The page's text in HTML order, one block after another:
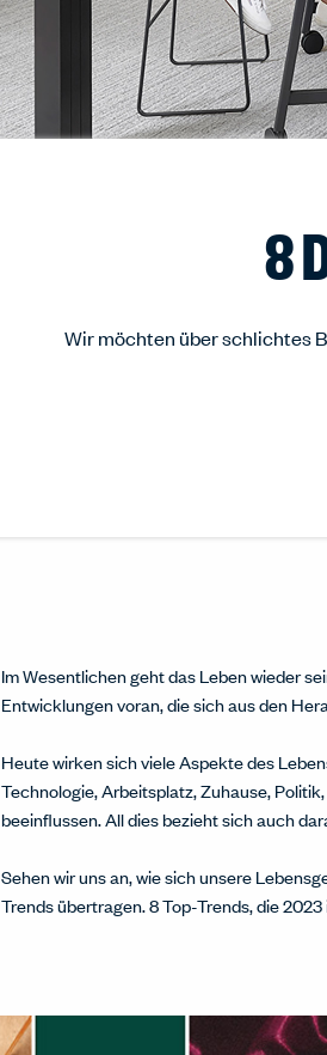
8
Wir möchten über schlichtes
Im Wesentlichen geht das Leben wieder
Entwicklungen voran, die sich aus den
Heute wirken sich viele Aspekte des
Technologie, Arbeitsplatz, Zuhause,
beeinflussen. All dies bezieht sich auch
Sehen wir uns an, wie sich unsere
Trends übertragen. 8 Top-Trends, die